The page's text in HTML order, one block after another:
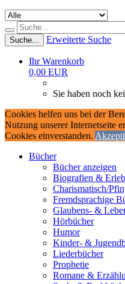
Suche... Erweiterte Suche
Ihr Warenkorb
0,00 EUR
Sie haben noch
Cookies helfen uns bei der
Nutzung unserer Internetseite
Cookies einverstanden.
Bücher
Bücher anzeigen
Biografien &
Charismatisch/
Fremdsprachige
Glaubens- &
Hörbücher
Humor
Kinder- &
Liederbücher
Prophetie
Romane &